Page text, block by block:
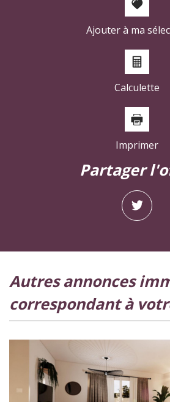
Ajouter à ma
Calculette
Imprimer
partager
autres annonces immobilières
correspondant à